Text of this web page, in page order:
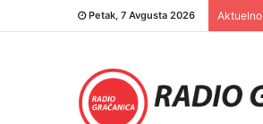
Petak, 7 Avgusta 2026 Aktuelno